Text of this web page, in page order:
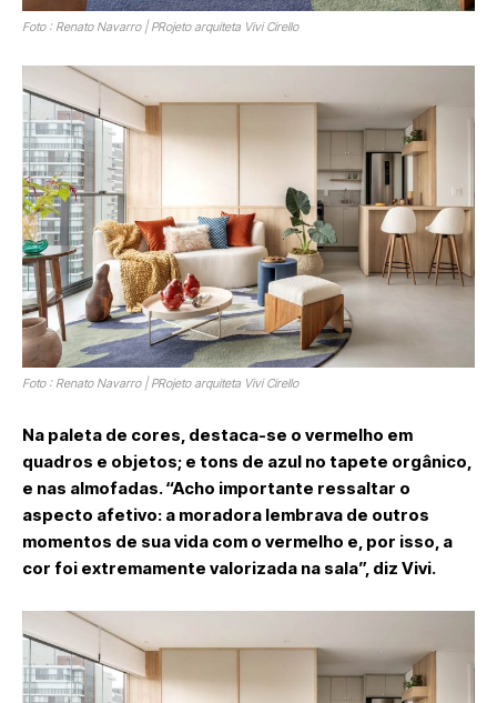
Foto : Renato Navarro | PRojeto arquiteta Vivi Cirello
Foto : Renato Navarro | PRojeto arquiteta Vivi Cirello
Na paleta de cores, destaca-se o vermelho em
quadros e objetos; e tons de azul no tapete orgânico,
e nas almofadas. “Acho importante ressaltar o
aspecto afetivo: a moradora lembrava de outros
momentos de sua vida com o vermelho e, por isso, a
cor foi extremamente valorizada na sala”, diz Vivi.